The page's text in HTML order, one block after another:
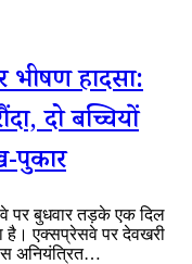
भीषण हादसा:
दो बच्चियों
पुकार
पर बुधवार तड़के एक दिल
है। एक्सप्रेसवे पर देवखरी
अनियंत्रित…